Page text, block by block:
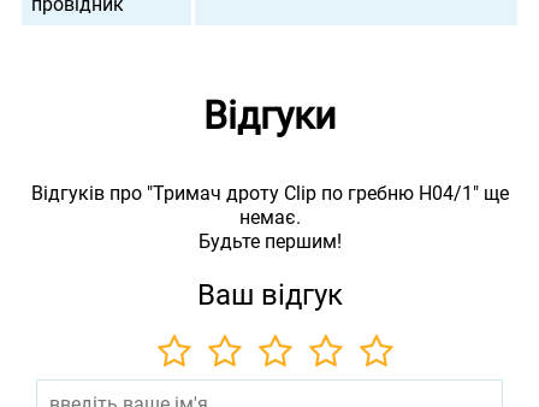
Відгуки
Відгуків про "Тримач дроту Clip по гребню H04/1" ще
немає.
Будьте першим!
Ваш відгук